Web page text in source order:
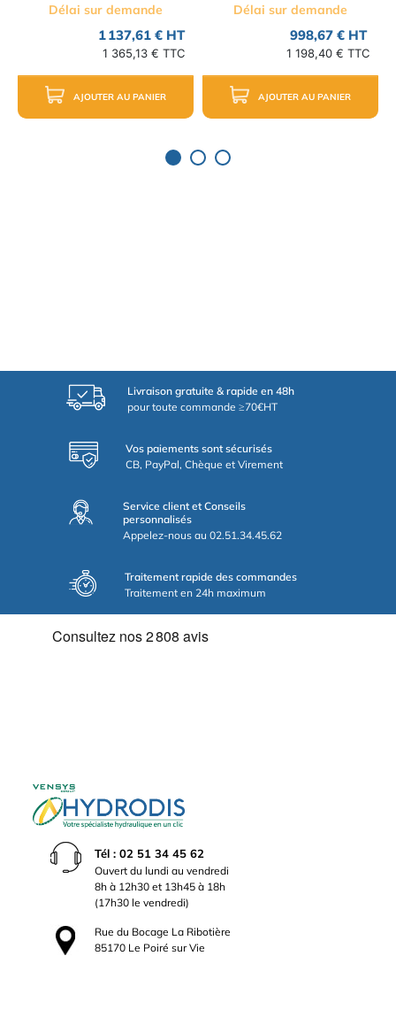
Délai sur demande
1 137,61 € HT
1 365,13 € TTC
AJOUTER AU PANIER
Délai sur demande
998,67 € HT
1 198,40 € TTC
AJOUTER AU PANIER
Livraison gratuite & rapide en 48h
pour toute commande ≥70€HT
Vos paiements sont sécurisés
CB, PayPal, Chèque et Virement
Service client et Conseils
personnalisés
Appelez-nous au 02.51.34.45.62
Traitement rapide des commandes
Traitement en 24h maximum
Tél : 02 51 34 45 62
Ouvert du lundi au vendredi
8h à 12h30 et 13h45 à 18h
(17h30 le vendredi)
Rue du Bocage La Ribotière
85170 Le Poiré sur Vie